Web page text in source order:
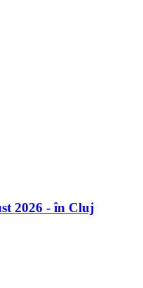
2026 - în Cluj